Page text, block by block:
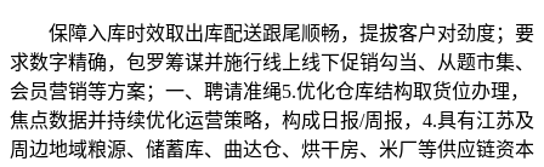
保障入库时效取出库配送跟尾顺畅，提拔客户对劲度；要
求数字精确，包罗筹谋并施行线上线下促销勾当、从题市集、
会员营销等方案；一、聘请准绳5.优化仓库结构取货位办理，
焦点数据并持续优化运营策略，构成日报/周报，4.具有江苏及
周边地域粮源、储蓄库、曲达仓、烘干房、米厂等供应链资本